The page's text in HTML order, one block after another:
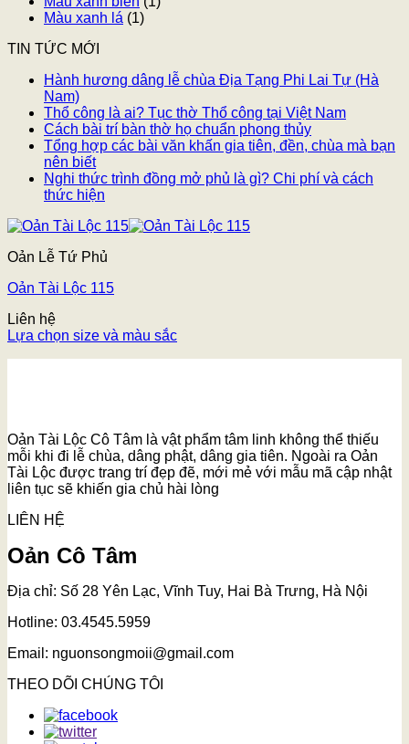
Màu xanh lá (1)
TIN TỨC MỚI
Hành hương dâng lễ chùa Địa Tạng Phi Lai Tự (Hà
Nam)
Thổ công là ai? Tục thờ Thổ công tại Việt Nam
Cách bài trí bàn thờ họ chuẩn phong thủy
Tổng hợp các bài văn khấn gia tiên, đền, chùa mà bạn
nên biết
Nghi thức trình đồng mở phủ là gì? Chi phí và cách
thức hiện
Oản Lễ Tứ Phủ
Oản Tài Lộc 115
Liên hệ
Lựa chọn size và màu sắc
Oản Tài Lộc Cô Tâm là vật phẩm tâm linh không thể thiếu
mỗi khi đi lễ chùa, dâng phật, dâng gia tiên. Ngoài ra Oản
Tài Lộc được trang trí đẹp đẽ, mới mẻ với mẫu mã cập nhật
liên tục sẽ khiến gia chủ hài lòng
LIÊN HỆ
Oản Cô Tâm
Địa chỉ: Số 28 Yên Lạc, Vĩnh Tuy, Hai Bà Trưng, Hà Nội
Hotline: 03.4545.5959
Email: nguonsongmoii@gmail.com
THEO DÕI CHÚNG TÔI